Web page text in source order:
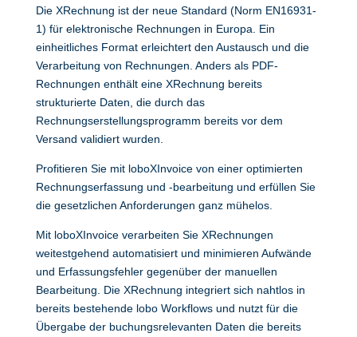
Die XRechnung ist der neue Standard (Norm EN16931-
1) für elektronische Rechnungen in Europa. Ein
einheitliches Format erleichtert den Austausch und die
Verarbeitung von Rechnungen. Anders als PDF-
Rechnungen enthält eine XRechnung bereits
strukturierte Daten, die durch das
Rechnungserstellungsprogramm bereits vor dem
Versand validiert wurden.
Profitieren Sie mit loboXInvoice von einer optimierten
Rechnungserfassung und -bearbeitung und erfüllen Sie
die gesetzlichen Anforderungen ganz mühelos.
Mit loboXInvoice verarbeiten Sie XRechnungen
weitestgehend automatisiert und minimieren Aufwände
und Erfassungsfehler gegenüber der manuellen
Bearbeitung. Die XRechnung integriert sich nahtlos in
bereits bestehende lobo Workflows und nutzt für die
Übergabe der buchungsrelevanten Daten die bereits